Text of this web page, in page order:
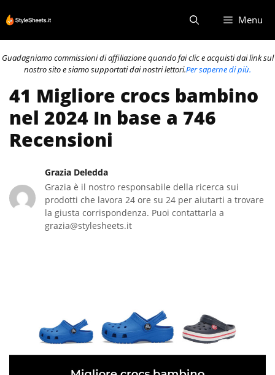
al
contenuto
Menu
Guadagniamo commissioni di affiliazione quando fai clic e acquisti dai link sul
nostro sito e siamo supportati dai nostri lettori.Per saperne di più.
41 Migliore crocs bambino
nel 2024 In base a 746
Recensioni
Grazia Deledda
Grazia è il nostro responsabile della ricerca sui
prodotti che lavora 24 ore su 24 per aiutarti a trovare
la giusta corrispondenza. Puoi contattarla a
grazia@stylesheets.it